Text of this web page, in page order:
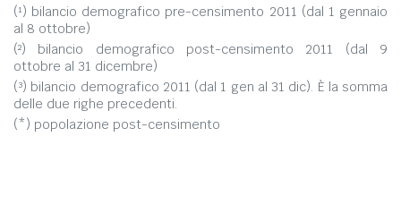
(¹) bilancio demografico pre-censimento 2011 (dal 1 gennaio
al 8 ottobre)
(²) bilancio demografico post-censimento 2011 (dal 9
ottobre al 31 dicembre)
(³) bilancio demografico 2011 (dal 1 gen al 31 dic). È la somma
delle due righe precedenti.
(*) popolazione post-censimento